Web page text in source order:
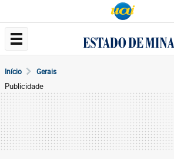
Início Gerais
Publicidade